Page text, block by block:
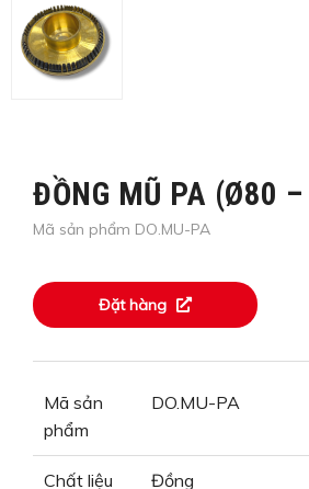
ĐỒNG MŨ PA (Ø80
Mã sản phẩm DO.MU-PA
Đặt hàng
Mã sản
phẩm
DO.MU-PA
Chất liệu Đồng